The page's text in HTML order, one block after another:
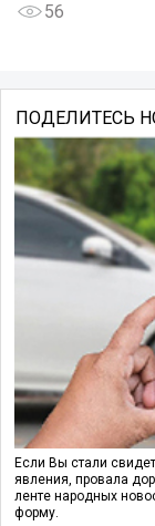
56
ПОДЕЛИТЕСЬ
Если Вы стали
явления, провала
ленте народных
форму.